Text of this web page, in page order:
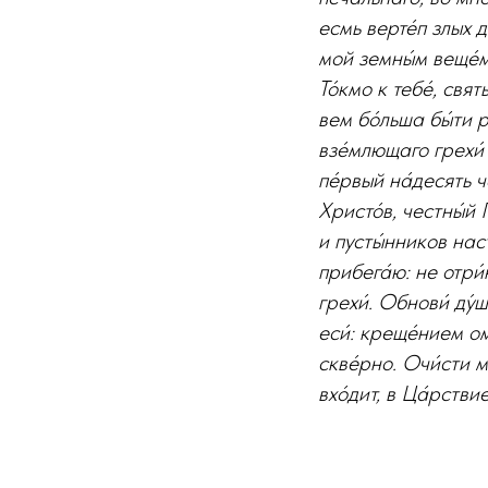
есмь верте́п злых
мой земны́м
То́кмо к тебе́,
вем бо́льша бы́ти
взе́млющаго
пе́рвый на́десять
Христо́в, честны́й
и пусты́нников
прибега́ю: не
грехи́. Обнови́
еси́: креще́нием
скве́рно. Очи́сти
вхо́дит, в